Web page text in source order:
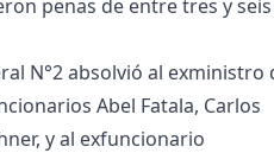
penas de entre tres y seis
N°2 absolvió al exministro
Abel Fatala, Carlos
y al exfuncionario